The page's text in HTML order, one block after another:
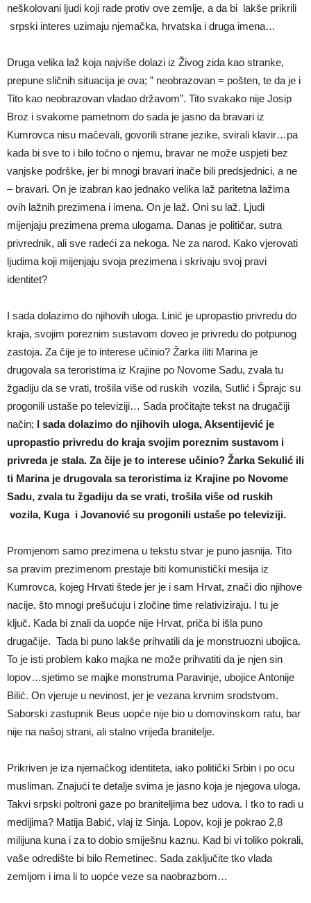
neškolovani ljudi koji rade protiv ove zemlje, a da bi lakše prikrili
srpski interes uzimaju njemačka, hrvatska i druga imena…
Druga velika laž koja najviše dolazi iz Živog zida kao stranke,
prepune sličnih situacija je ova; ” neobrazovan = pošten, te da je i
Tito kao neobrazovan vladao državom”. Tito svakako nije Josip
Broz i svakome pametnom do sada je jasno da bravari iz
Kumrovca nisu mačevali, govorili strane jezike, svirali klavir…pa
kada bi sve to i bilo točno o njemu, bravar ne može uspjeti bez
vanjske podrške, jer bi mnogi bravari inače bili predsjednici, a ne
– bravari. On je izabran kao jednako velika laž paritetna lažima
ovih lažnih prezimena i imena. On je laž. Oni su laž. Ljudi
mijenjaju prezimena prema ulogama. Danas je političar, sutra
privrednik, ali sve radeći za nekoga. Ne za narod. Kako vjerovati
ljudima koji mijenjaju svoja prezimena i skrivaju svoj pravi
identitet?
I sada dolazimo do njihovih uloga. Linić je upropastio privredu do
kraja, svojim poreznim sustavom doveo je privredu do potpunog
zastoja. Za čije je to interese učinio? Žarka iliti Marina je
drugovala sa teroristima iz Krajine po Novome Sadu, zvala tu
žgadiju da se vrati, trošila više od ruskih vozila, Sutlić i Šprajc su
progonili ustaše po televiziji… Sada pročitajte tekst na drugačiji
način; I sada dolazimo do njihovih uloga, Aksentijević je
upropastio privredu do kraja svojim poreznim sustavom i
privreda je stala. Za čije je to interese učinio? Žarka Sekulić ili
ti Marina je drugovala sa teroristima iz Krajine po Novome
Sadu, zvala tu žgadiju da se vrati, trošila više od ruskih
vozila, Kuga i Jovanović su progonili ustaše po televiziji.
Promjenom samo prezimena u tekstu stvar je puno jasnija. Tito
sa pravim prezimenom prestaje biti komunistički mesija iz
Kumrovca, kojeg Hrvati štede jer je i sam Hrvat, znači dio njihove
nacije, što mnogi prešućuju i zločine time relativiziraju. I tu je
ključ. Kada bi znali da uopće nije Hrvat, priča bi išla puno
drugačije. Tada bi puno lakše prihvatili da je monstruozni ubojica.
To je isti problem kako majka ne može prihvatiti da je njen sin
lopov…sjetimo se majke monstruma Paravinje, ubojice Antonije
Bilić. On vjeruje u nevinost, jer je vezana krvnim srodstvom.
Saborski zastupnik Beus uopće nije bio u domovinskom ratu, bar
nije na našoj strani, ali stalno vrijeđa branitelje.
Prikriven je iza njemačkog identiteta, iako politički Srbin i po ocu
musliman. Znajući te detalje svima je jasno koja je njegova uloga.
Takvi srpski poltroni gaze po braniteljima bez udova. I tko to radi u
medijima? Matija Babić, vlaj iz Sinja. Lopov, koji je pokrao 2,8
milijuna kuna i za to dobio smiješnu kaznu. Kad bi vi toliko pokrali,
vaše odredište bi bilo Remetinec. Sada zaključite tko vlada
zemljom i ima li to uopće veze sa naobrazbom…